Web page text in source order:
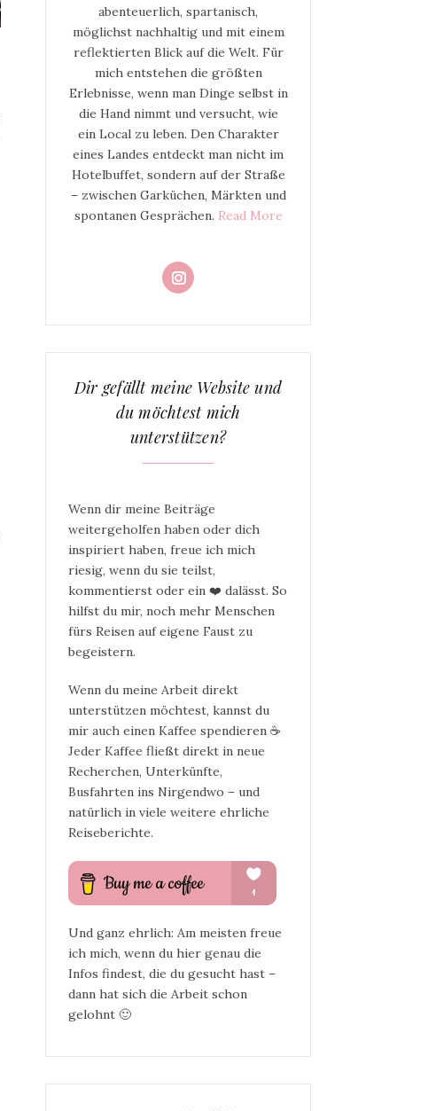
abenteuerlich, spartanisch,
möglichst nachhaltig und mit einem
reflektierten Blick auf die Welt. Für
mich entstehen die größten
Erlebnisse, wenn man Dinge selbst in
die Hand nimmt und versucht, wie
ein Local zu leben. Den Charakter
eines Landes entdeckt man nicht im
Hotelbuffet, sondern auf der Straße
– zwischen Garküchen, Märkten und
spontanen Gesprächen. Read More
Dir gefällt meine Website und
du möchtest mich
unterstützen?
Wenn dir meine Beiträge
weitergeholfen haben oder dich
inspiriert haben, freue ich mich
riesig, wenn du sie teilst,
kommentierst oder ein ❤️ dalässt. So
hilfst du mir, noch mehr Menschen
fürs Reisen auf eigene Faust zu
begeistern.
Wenn du meine Arbeit direkt
unterstützen möchtest, kannst du
mir auch einen Kaffee spendieren ☕
Jeder Kaffee fließt direkt in neue
Recherchen, Unterkünfte,
Busfahrten ins Nirgendwo – und
natürlich in viele weitere ehrliche
Reiseberichte.
Und ganz ehrlich: Am meisten freue
ich mich, wenn du hier genau die
Infos findest, die du gesucht hast –
dann hat sich die Arbeit schon
gelohnt 🙂